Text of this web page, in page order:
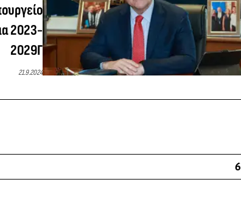
2023-
2029Γ
21.9.2024
6